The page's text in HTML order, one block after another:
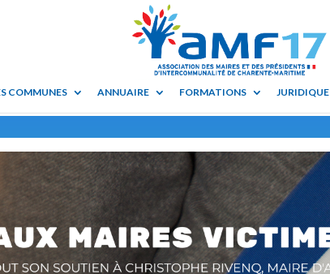
COMMUNES ANNUAIRE FORMATIONS JURIDIQUE